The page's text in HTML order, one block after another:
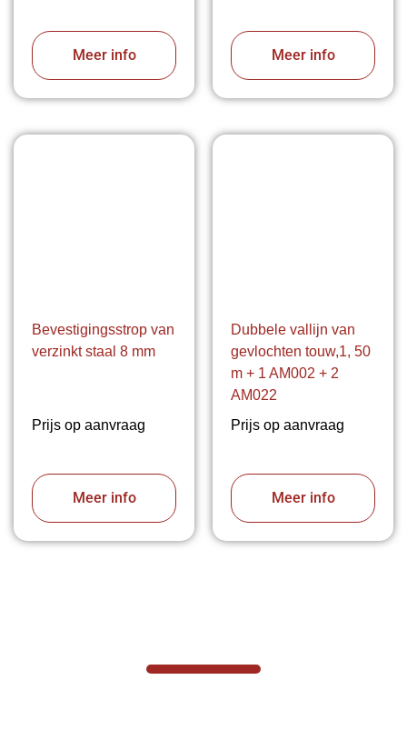
Meer info Meer info
Bevestigingsstrop van
verzinkt staal 8 mm
Prijs op aanvraag
Meer info
Dubbele vallijn van
gevlochten touw,1, 50
m + 1 AM002 + 2
AM022
Prijs op aanvraag
Meer info